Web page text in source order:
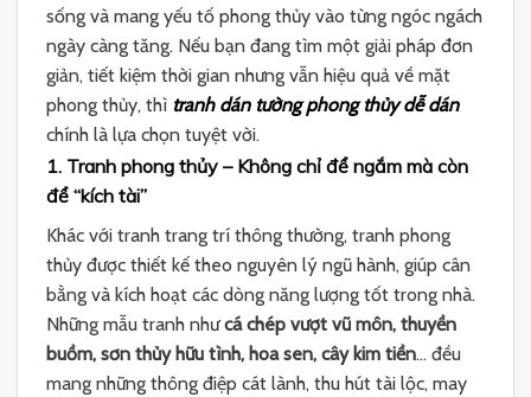
sống và mang yếu tố phong thủy vào từng ngóc ngách
ngày càng tăng. Nếu bạn đang tìm một giải pháp đơn
giản, tiết kiệm thời gian nhưng vẫn hiệu quả về mặt
phong thủy, thì tranh dán tường phong thủy dễ dán
chính là lựa chọn tuyệt vời.
1. Tranh phong thủy – Không chỉ để ngắm mà còn
để “kích tài”
Khác với tranh trang trí thông thường, tranh phong
thủy được thiết kế theo nguyên lý ngũ hành, giúp cân
bằng và kích hoạt các dòng năng lượng tốt trong nhà.
Những mẫu tranh nhưcá chép vượt vũ môn, thuyền
buồm, sơn thủy hữu tình, hoa sen, cây kim tiền… đều
mang những thông điệp cát lành, thu hút tài lộc, may